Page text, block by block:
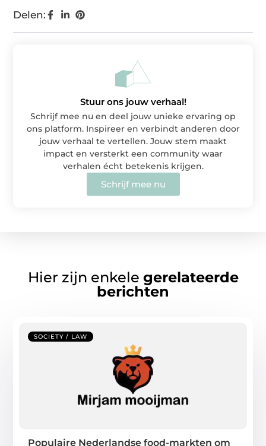
Delen:
Stuur ons jouw verhaal!
Schrijf mee nu en deel jouw unieke ervaring op
ons platform. Inspireer en verbindt anderen door
jouw verhaal te vertellen. Jouw stem maakt
impact en versterkt een community waar
verhalen écht betekenis krijgen.
Schrijf mee nu
Hier zijn enkele gerelateerde
berichten
SOCIETY / LAW
Populaire Nederlandse food-markten om